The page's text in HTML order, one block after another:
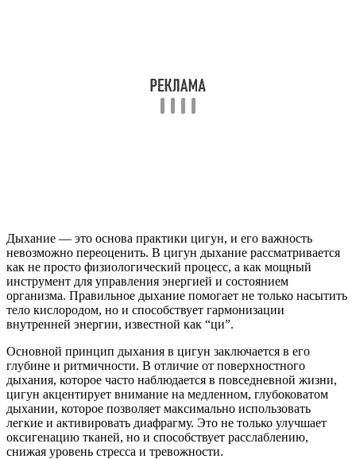
Дыхание — это основа практики цигун, и его важность
невозможно переоценить. В цигун дыхание рассматривается
как не просто физиологический процесс, а как мощный
инструмент для управления энергией и состоянием
организма. Правильное дыхание помогает не только насытить
тело кислородом, но и способствует гармонизации
внутренней энергии, известной как “ци”.
Основной принцип дыхания в цигун заключается в его
глубине и ритмичности. В отличие от поверхностного
дыхания, которое часто наблюдается в повседневной жизни,
цигун акцентирует внимание на медленном, глубоковатом
дыхании, которое позволяет максимально использовать
легкие и активировать диафрагму. Это не только улучшает
оксигенацию тканей, но и способствует расслаблению,
снижая уровень стресса и тревожности.